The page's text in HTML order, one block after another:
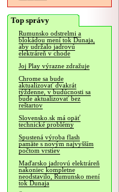
Top správy
Rumunsko odstrelmi a
blokádou mení tok Dunaja,
aby udržalo jadrovú
elektráreň v chode
Joj Play výrazne zdražuje
Chrome sa bude
aktualizovať dvakrát
týždenne, v budúcnosti sa
bude aktualizovať bez
reštartov
Slovensko.sk má opäť
technické problémy
Spustená výroba flash
pamäte s novým najvyšším
počtom vrstiev
Maďarsko jadrovú elektráreň
nakoniec kompletne
neodstavilo, Rumunsko mení
tok Dunaja